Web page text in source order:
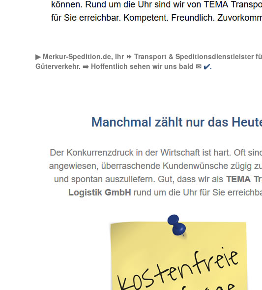
▶︎ Merkur-Spedition.de, Ihr ⏩ Transport & Speditionsdienstleister
Güterverkehr. ➡️ Hoffentlich sehen wir uns bald ✉ ✔️.